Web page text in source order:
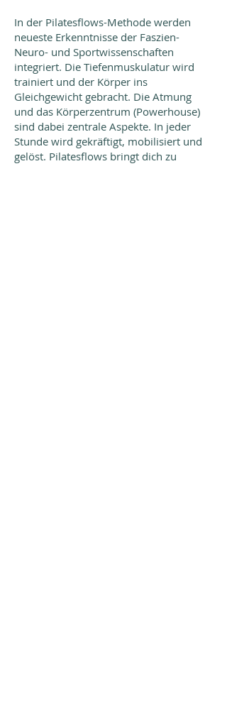
In der Pilatesflows-Methode werden
neueste Erkenntnisse der Faszien-
Neuro- und Sportwissenschaften
integriert. Die Tiefenmuskulatur wird
trainiert und der Körper ins
Gleichgewicht gebracht. Die Atmung
und das Körperzentrum (Powerhouse)
sind dabei zentrale Aspekte. In jeder
Stunde wird gekräftigt, mobilisiert und
gelöst. Pilatesflows bringt dich zu